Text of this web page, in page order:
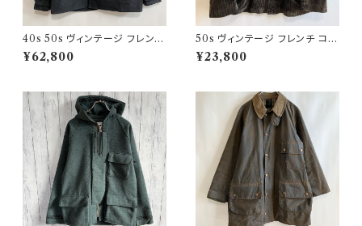
40s 50s ヴィンテージ フレンチ
Vポケ ブラックモールスキンジャ
ケット カバーオール
¥62,800
50s ヴィンテージ フレンチ コー
デュロイジャケット ビンテージ
ファーマーズジャケット
¥23,800